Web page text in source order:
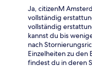
Ja, citizenM
vollständig
vollständig
kannst du bis
nach
Einzelheiten zu
findest du in deren